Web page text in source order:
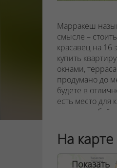
Марракеш
смысле –
красавец на
купить
окнами,
продумано до
будете в
есть место для
животных,
квартала. В
спортивные
фонтанами и
На карте
Показать